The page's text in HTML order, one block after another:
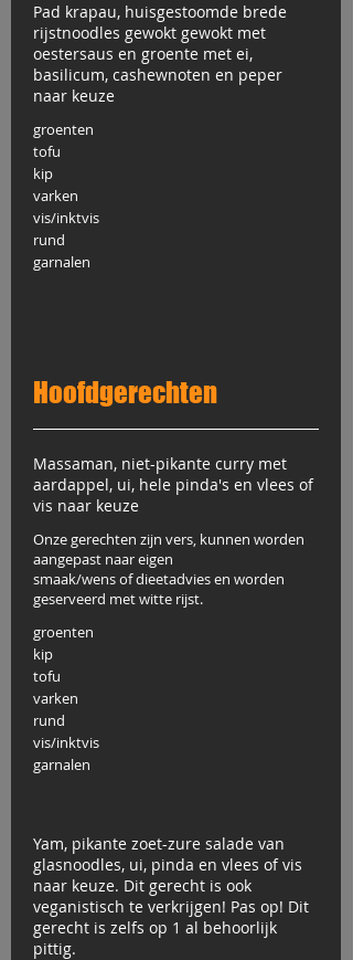
Pad krapau, huisgestoomde brede
rijstnoodles gewokt gewokt met
oestersaus en groente met ei,
basilicum, cashewnoten en peper
naar keuze
groenten
tofu
kip
varken
vis/inktvis
rund
garnalen
Hoofdgerechten
Massaman, niet-pikante curry met
aardappel, ui, hele pinda's en vlees of
vis naar keuze
Onze gerechten zijn vers, kunnen worden
aangepast naar eigen
smaak/wens of dieetadvies en worden
geserveerd met witte rijst.
groenten
kip
tofu
varken
rund
vis/inktvis
garnalen
Yam, pikante zoet-zure salade van
glasnoodles, ui, pinda en vlees of vis
naar keuze. Dit gerecht is ook
veganistisch te verkrijgen! Pas op! Dit
gerecht is zelfs op 1 al behoorlijk
pittig.